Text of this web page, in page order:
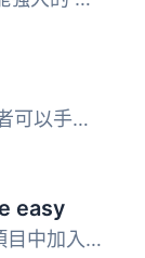
Admin Menu Editor 讓使用者可以手動編輯控制台的選單。使用...
easy
這個外掛可以輕鬆地在選單項目中加入圖像或圖示，打造更好的...